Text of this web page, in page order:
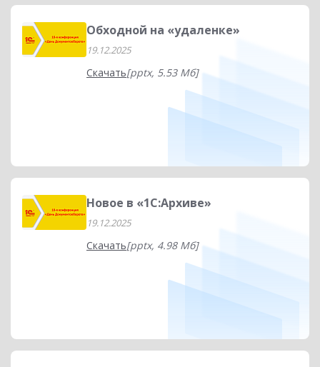
Обходной на «удаленке»
19.12.2025
Скачать[pptx, 5.53 Мб]
Новое в «1С:Архиве»
19.12.2025
Скачать[pptx, 4.98 Мб]